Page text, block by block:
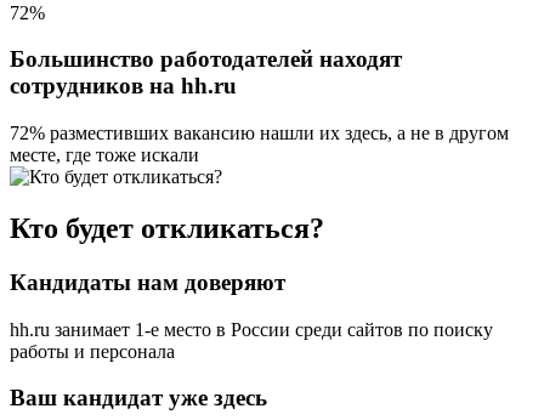
72%
Большинство работодателей находят
сотрудников на hh.ru
72% разместивших вакансию нашли их здесь, а не в другом
месте, где тоже искали
Кто будет откликаться?
Кандидаты нам доверяют
hh.ru занимает 1-е место в России среди сайтов по поиску
работы и персонала
Ваш кандидат уже здесь